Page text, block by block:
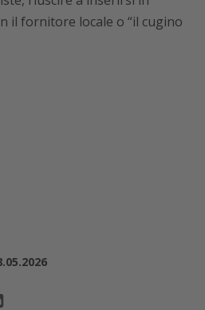
il fornitore locale o “il cugino